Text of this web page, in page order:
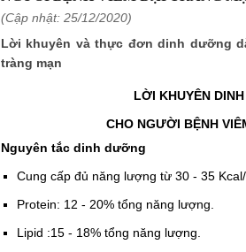
(Cập nhật: 25/12/2020)
Lời khuyên và thực đơn dinh dưỡng
tràng mạn
LỜI KHUYÊN
CHO NGƯỜI BỆNH
Nguyên tắc dinh dưỡng
Cung cấp đủ năng lượng từ 30 - 35
Protein: 12 - 20% tổng năng lượng.
Lipid :15 - 18% tổng năng lượng.